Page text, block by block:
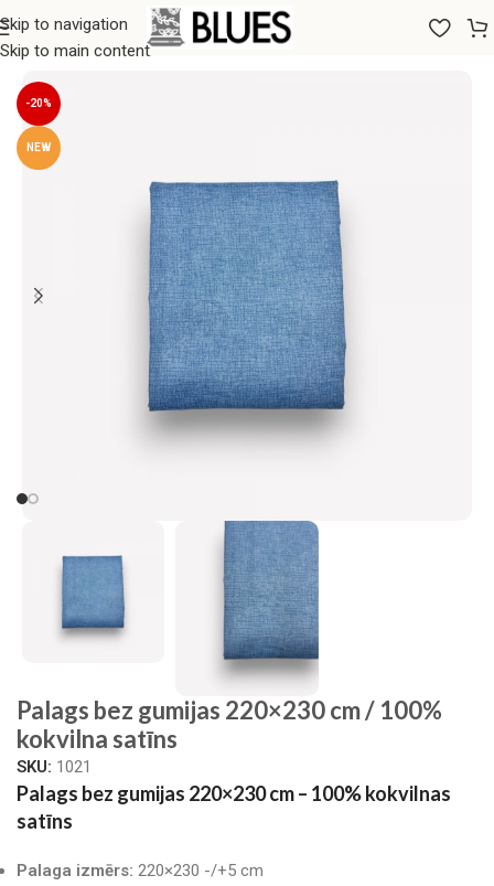
Skip to navigation
Skip to main content
Sākums/Gultas veļa/Palagi/Parastie palagi
-20%
NEW
Palags bez gumijas 220×230 cm / 100%
kokvilna satīns
SKU: 1021
Palags bez gumijas 220×230 cm – 100% kokvilnas
satīns
Palaga izmērs: 220×230 -/+5 cm